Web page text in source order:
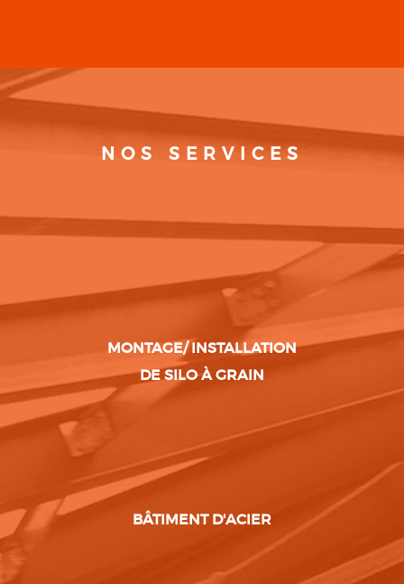
NOS SERVICES
MONTAGE/ INSTALLATION
DE SILO À GRAIN
BÂTIMENT D'ACIER